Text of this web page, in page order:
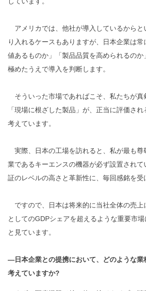
アメリカでは、他社が導入しているからと
り入れるケースもありますが、日本企業は
値あるものか」「製品品質を高められるのか
極めたうえで導入を判断します。
そういった市場であればこそ、私たちが真
「現場に根ざした製品」が、正当に評価さ
考えています。
実際、日本の工場を訪れると、私が最も尊
業であるキーエンスの機器が必ず設置されて
証のレベルの高さと革新性に、毎回感銘を受
ですので、日本は将来的に当社全体の売上
としてのGDPシェアを超えるような重要市
と見ています。
―日本企業との提携において、どのような業
考えていますか?